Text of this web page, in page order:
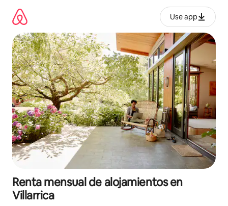
contenido
Use app
Renta mensual de alojamientos en
Villarrica